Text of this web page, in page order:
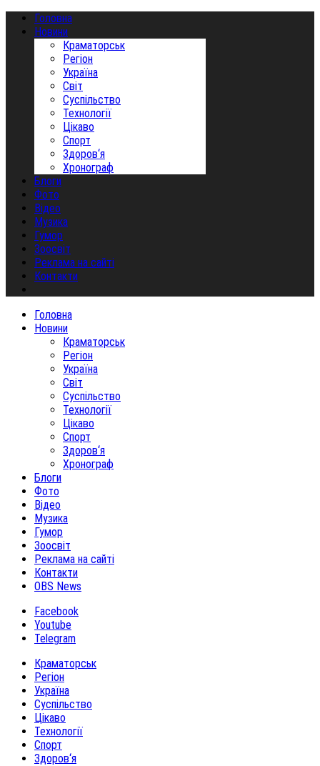
Головна
Новини
Краматорськ
Регіон
Україна
Світ
Суспільство
Технології
Цікаво
Спорт
Здоров‘я
Хронограф
Блоги
Фото
Відео
Музика
Гумор
Зоосвіт
Реклама на сайті
Контакти
Головна
Новини
Краматорськ
Регіон
Україна
Світ
Суспільство
Технології
Цікаво
Спорт
Здоров‘я
Хронограф
Блоги
Фото
Відео
Музика
Гумор
Зоосвіт
Реклама на сайті
Контакти
OBS News
Facebook
Youtube
Telegram
Краматорськ
Регіон
Україна
Суспільство
Цікаво
Технології
Спорт
Здоров‘я